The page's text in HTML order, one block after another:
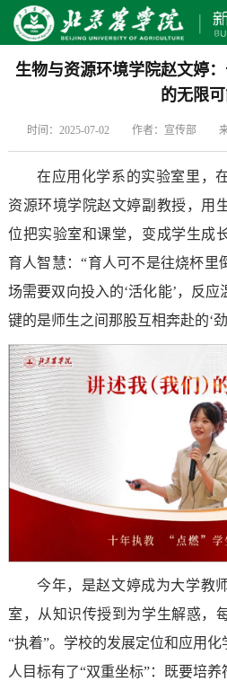
生物与资源环境学院赵文婷
的无限
时间：2025-07-02 作者：宣传部
在应用化学系的实验室里，
资源环境学院赵文婷副教授，用
位把实验室和课堂，变成学生成
育人智慧：“育人可不是往烧杯里
场需要双向投入的‘活化能’，反
键的是师生之间那股互相奔赴的‘
今年，是赵文婷成为大学教
室，从知识传授到为学生解惑，
“执着”。学校的发展定位和应用
人目标有了“双重坐标”：既要培